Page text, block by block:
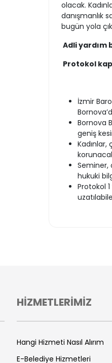
olacak.
danışmanlık
bugün yola
Adli yardım
Protokol
İzmir
Bornova
geniş
Seminer,
hukuki
Protokol
HİZMETLERİMİZ
Hangi Hizmeti Nasıl Alırım
E-Belediye Hizmetleri